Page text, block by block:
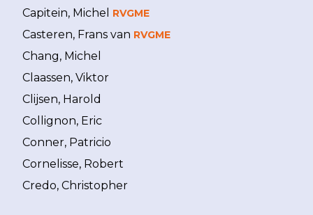
Capitein, Michel RVGME
Casteren, Frans van RVGME
Chang, Michel
Claassen, Viktor
Clijsen, Harold
Collignon, Eric
Conner, Patricio
Cornelisse, Robert
Credo, Christopher